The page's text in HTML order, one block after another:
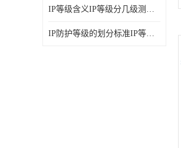
IP等级含义IP等级分几级测试容易过吗
IP防护等级的划分标准IP等级测试多少钱